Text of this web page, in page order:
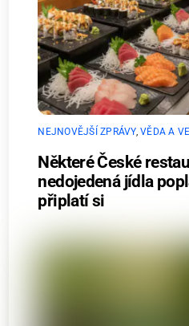
NEJNOVĚJŠÍ ZPRÁVY,VĚDA A
Některé České
nedojedená jídla
připlatí si